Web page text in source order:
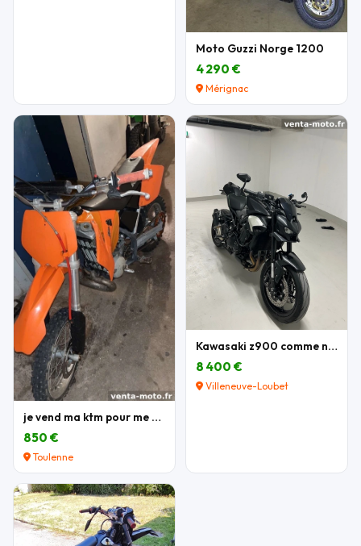
Moto Guzzi Norge 1200
4 290 €
Mérignac
je vend ma ktm pour me acheter une autre moto
850 €
Toulenne
Kawasaki z900 comme neuve
8 400 €
Villeneuve-Loubet